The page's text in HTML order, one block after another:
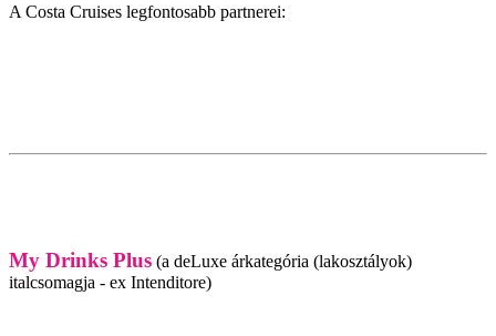
A Costa Cruises legfontosabb partnerei:
My Drinks Plus (a deLuxe árkategória (lakosztályok)
italcsomagja - ex Intenditore)